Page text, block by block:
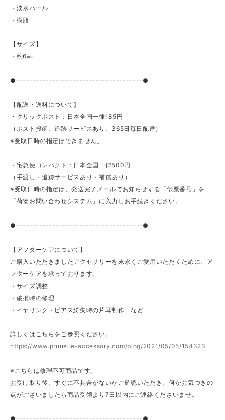
・淡水パール
・樹脂
【サイズ】
・約6㎜
●--------------------------------------●
【配送・送料について】
・クリックポスト：日本全国一律185円
（ポスト投函、追跡サービスあり、365日毎日配達）
※受取日時の指定はできません。
・宅急便コンパクト：日本全国一律500円
（手渡し・追跡サービスあり・補償あり）
※受取日時の指定は、発送完了メールでお知らせする「伝票番号」を
「荷物お問い合わせシステム」に入力しお手続きください。
●--------------------------------------●
【アフターケアについて】
ご購入いただきましたアクセサリーを末永くご愛用いただくために、ア
フターケアを承っております。
・サイズ調整
・破損時の修理
・イヤリング・ピアス紛失時の片耳制作 など
詳しくはこちらをご参照ください。
https://www.prunelle-accessory.com/blog/2021/05/05/154323
※こちらは修理不可商品です。
お受け取り後、すぐに不具合がないかご確認いただき、何かお気づきの
点がございましたら商品受領より7日以内にご連絡くださいませ。